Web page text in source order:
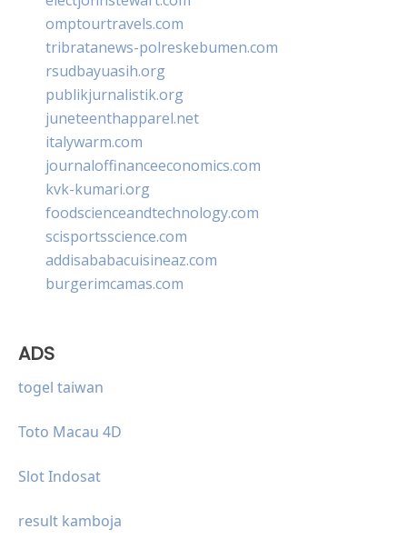
omptourtravels.com
tribratanews-polreskebumen.com
rsudbayuasih.org
publikjurnalistik.org
juneteenthapparel.net
italywarm.com
journaloffinanceeconomics.com
kvk-kumari.org
foodscienceandtechnology.com
scisportsscience.com
addisababacuisineaz.com
burgerimcamas.com
ADS
togel taiwan
Toto Macau 4D
Slot Indosat
result kamboja